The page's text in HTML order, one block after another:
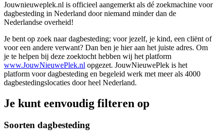
Jouwnieuweplek.nl is officieel aangemerkt als dé zoekmachine voor
dagbesteding in Nederland door niemand minder dan de
Nederlandse overheid!
Je bent op zoek naar dagbesteding; voor jezelf, je kind, een cliënt of
voor een andere verwant? Dan ben je hier aan het juiste adres. Om
je te helpen bij deze zoektocht hebben wij het platform
www.JouwNieuwePlek.nl opgezet. JouwNieuwePlek is het
platform voor dagbesteding en begeleid werk met meer als 4000
dagbestedingslocaties door heel Nederland.
Je kunt eenvoudig filteren op
Soorten dagbesteding